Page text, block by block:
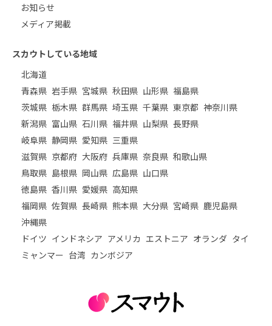
お知らせ
メディア掲載
スカウトしている地域
北海道
青森県 岩手県 宮城県 秋田県 山形県 福島県
茨城県 栃木県 群馬県 埼玉県 千葉県 東京都 神奈川県
新潟県 富山県 石川県 福井県 山梨県 長野県
岐阜県 静岡県 愛知県 三重県
滋賀県 京都府 大阪府 兵庫県 奈良県 和歌山県
鳥取県 島根県 岡山県 広島県 山口県
徳島県 香川県 愛媛県 高知県
福岡県 佐賀県 長崎県 熊本県 大分県 宮崎県 鹿児島県
沖縄県
ドイツ インドネシア アメリカ エストニア オランダ タイ
ミャンマー 台湾 カンボジア